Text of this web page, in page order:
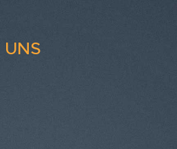
UNS